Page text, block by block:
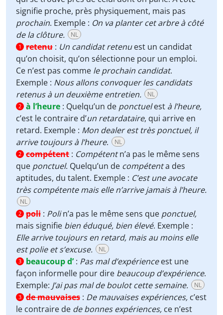
signifie proche, près physiquement, mais pas
prochain. Exemple : On va planter cet arbre à côté
de la clôture.
NL
1 retenu : Un candidat retenuest un candidat
qu’on choisit, qu’on sélectionne pour un emploi.
Ce n’est pas comme le prochain candidat.
Exemple : Nous allons convoquer les candidats
retenus à un deuxième entretien.
NL
2 à l’heure : Quelqu’un de ponctuelest à l’heure,
c’est le contraire d’un retardataire, qui arrive en
retard. Exemple : Mon dealer est très ponctuel, il
arrive toujours à l’heure. NL
2 compétent : Compétentn’a pas le même sens
que ponctuel. Quelqu’un de compétenta des
aptitudes, du talent. Exemple : C’est une avocate
très compétente mais elle n’arrive jamais à l’heure.
NL
2 poli : Polin’a pas le même sens que ponctuel,
mais signifie bien éduqué, bien élevé. Exemple :
Elle arrive toujours en retard, mais au moins elle
est polie et s’excuse.
NL
3 beaucoup d’: Pas mal d’expérienceest une
façon informelle pour dire beaucoup d’expérience.
Exemple: J’ai pas mal de boulot cette semaine. NL
3 de mauvaises : De mauvaises expériences, c’est
le contraire de de bonnes expériences, ce n’est